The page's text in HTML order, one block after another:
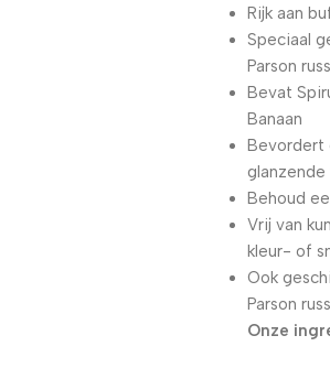
Rijk aan
Speciaal
Parson
Bevat
Banaan
Bevordert
glanzende
Behoud
Vrij van
kleur- of
Ook
Parson
Onze